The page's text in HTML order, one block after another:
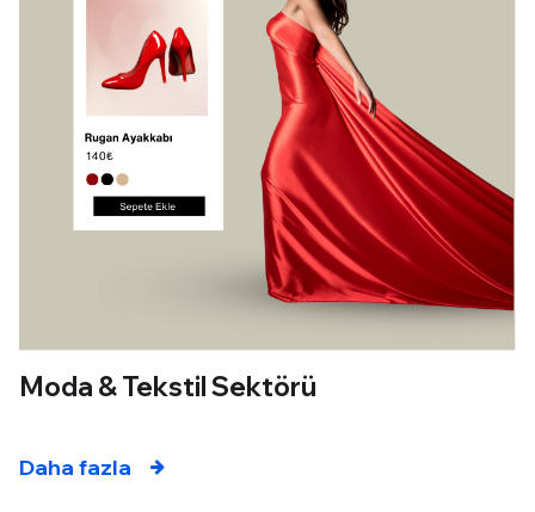
Moda & Tekstil Sektörü
Daha fazla